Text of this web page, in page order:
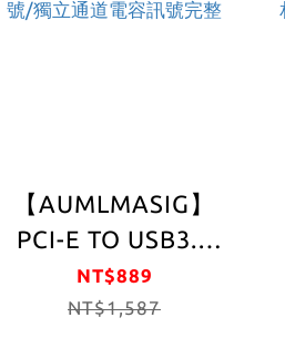
【AUMLMASIG】
PCI-E TO USB3.0
擴充卡 高速 7-
PORT 電腦主機板擴
NT$889
NT$1,587